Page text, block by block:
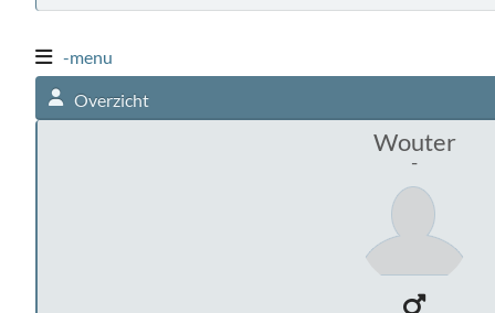
-menu
Overzicht
Wouter
-